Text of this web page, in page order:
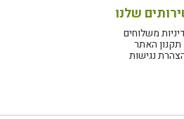
שלנו
משלוחים
תקנון האתר
נגישות